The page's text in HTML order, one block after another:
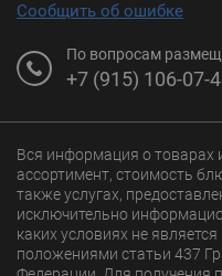
Сообщить об ошибке
По вопросам
+7 (915) 106-07-
Вся информация о товарах
ассортимент, стоимость
также услугах,
исключительно
каких условиях не
положениями статьи 437